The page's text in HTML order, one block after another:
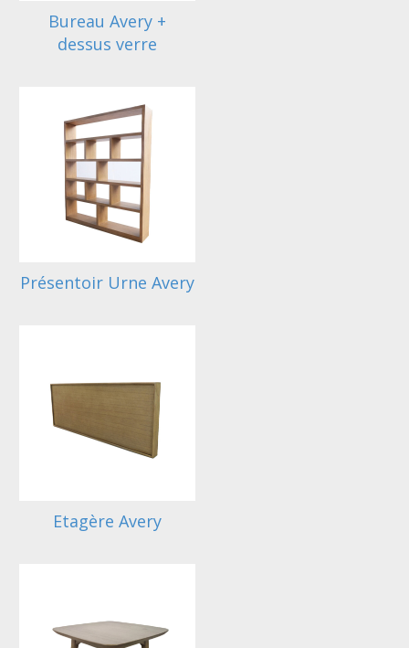
Bureau Avery +
dessus verre
Présentoir Urne Avery
Etagère Avery